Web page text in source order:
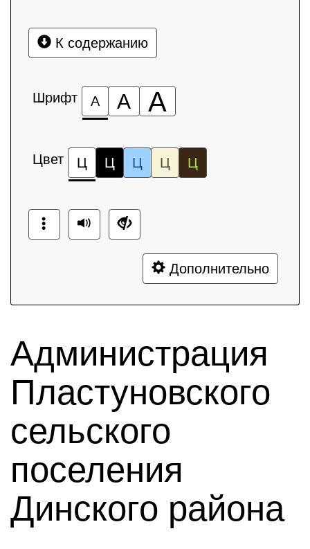
К содержанию
Шрифт А А А
Цвет Ц Ц Ц Ц Ц
Дополнительно
Администрация
Пластуновского
сельского
поселения
Динского района